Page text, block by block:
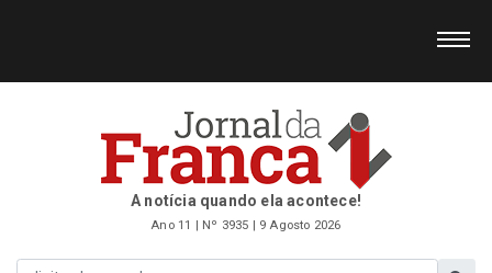
A notícia quando ela acontece!
Ano 11 | Nº 3935 | 9 Agosto 2026